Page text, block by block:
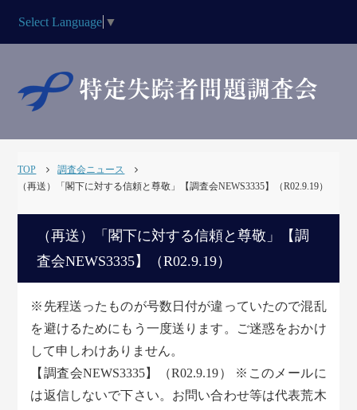
Select Language ▼
TOP
調査会ニュース
（再送）「閣下に対する信頼と尊敬」【調査会NEWS3335】（R02.9.19）
（再送）「閣下に対する信頼と尊敬」【調
査会NEWS3335】（R02.9.19）
※先程送ったものが号数日付が違っていたので混乱
を避けるためにもう一度送ります。ご迷惑をおかけ
して申しわけありません。
【調査会NEWS3335】（R02.9.19） ※このメールに
は返信しないで下さい。お問い合わせ等は代表荒木